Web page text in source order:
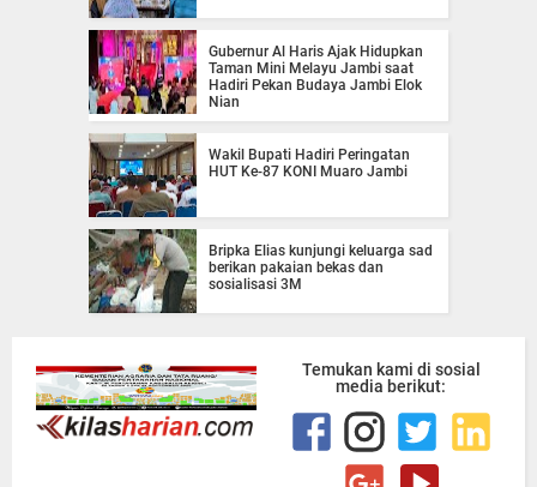
Gubernur Al Haris Ajak Hidupkan
Taman Mini Melayu Jambi saat
Hadiri Pekan Budaya Jambi Elok
Nian
Wakil Bupati Hadiri Peringatan
HUT Ke-87 KONI Muaro Jambi
Bripka Elias kunjungi keluarga sad
berikan pakaian bekas dan
sosialisasi 3M
Temukan kami di sosial
media berikut: